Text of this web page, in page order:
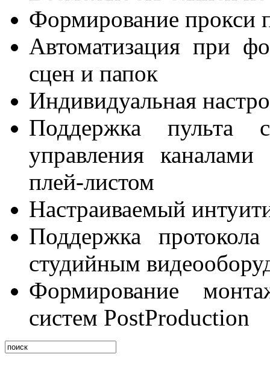
Формирование прокси
Автоматизация при
сцен и папок
Индивидуальная
Поддержка пульта
управления
плей-листом
Настраиваемый
Поддержка
студийным
Формирование
систем PostProduction